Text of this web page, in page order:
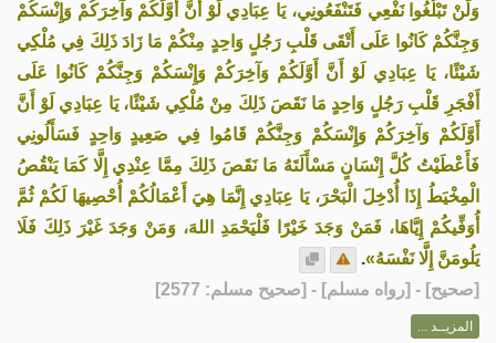
وَلَنْ تَبْلُغُوا نَفْعِي فَتَنْفَعُونِي، يَا عِبَادِي لَوْ أَنَّ أَوَّلَكُمْ وَآخِرَكُمْ وَإِنْسَكُمْ
وَجِنَّكُمْ كَانُوا عَلَى أَتْقَى قَلْبِ رَجُلٍ وَاحِدٍ مِنْكُمْ مَا زَادَ ذَلِكَ فِي مُلْكِي
شَيْئًا، يَا عِبَادِي لَوْ أَنَّ أَوَّلَكُمْ وَآخِرَكُمْ وَإِنْسَكُمْ وَجِنَّكُمْ كَانُوا عَلَى
أَفْجَرِ قَلْبِ رَجُلٍ وَاحِدٍ مَا نَقَصَ ذَلِكَ مِنْ مُلْكِي شَيْئًا، يَا عِبَادِي لَوْ أَنَّ
أَوَّلَكُمْ وَآخِرَكُمْ وَإِنْسَكُمْ وَجِنَّكُمْ قَامُوا فِي صَعِيدٍ وَاحِدٍ فَسَأَلُونِي
فَأَعْطَيْتُ كُلَّ إِنْسَانٍ مَسْأَلَتَهُ مَا نَقَصَ ذَلِكَ مِمَّا عِنْدِي إِلَّا كَمَا يَنْقُصُ
الْمِخْيَطُ إِذَا أُدْخِلَ الْبَحْرَ، يَا عِبَادِي إِنَّمَا هِيَ أَعْمَالُكُمْ أُحْصِيهَا لَكُمْ ثُمَّ
أُوَفِّيكُمْ إِيَّاهَا، فَمَنْ وَجَدَ خَيْرًا فَلْيَحْمَدِ اللهَ، وَمَنْ وَجَدَ غَيْرَ ذَلِكَ فَلَا
يَلُومَنَّ إِلَّا نَفْسَهُ».
[صحيح] - [رواه مسلم] - [صحيح مسلم: 2577]
المزيــد ...